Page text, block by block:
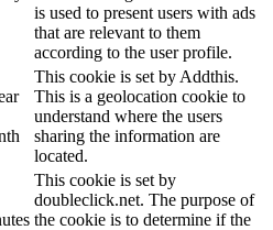
is used to present users with ads
that are relevant to them
according to the user profile.
This cookie is set by Addthis.
This is a geolocation cookie to
understand where the users
sharing the information are
located.
This cookie is set by
doubleclick.net. The purpose of
the cookie is to determine if the